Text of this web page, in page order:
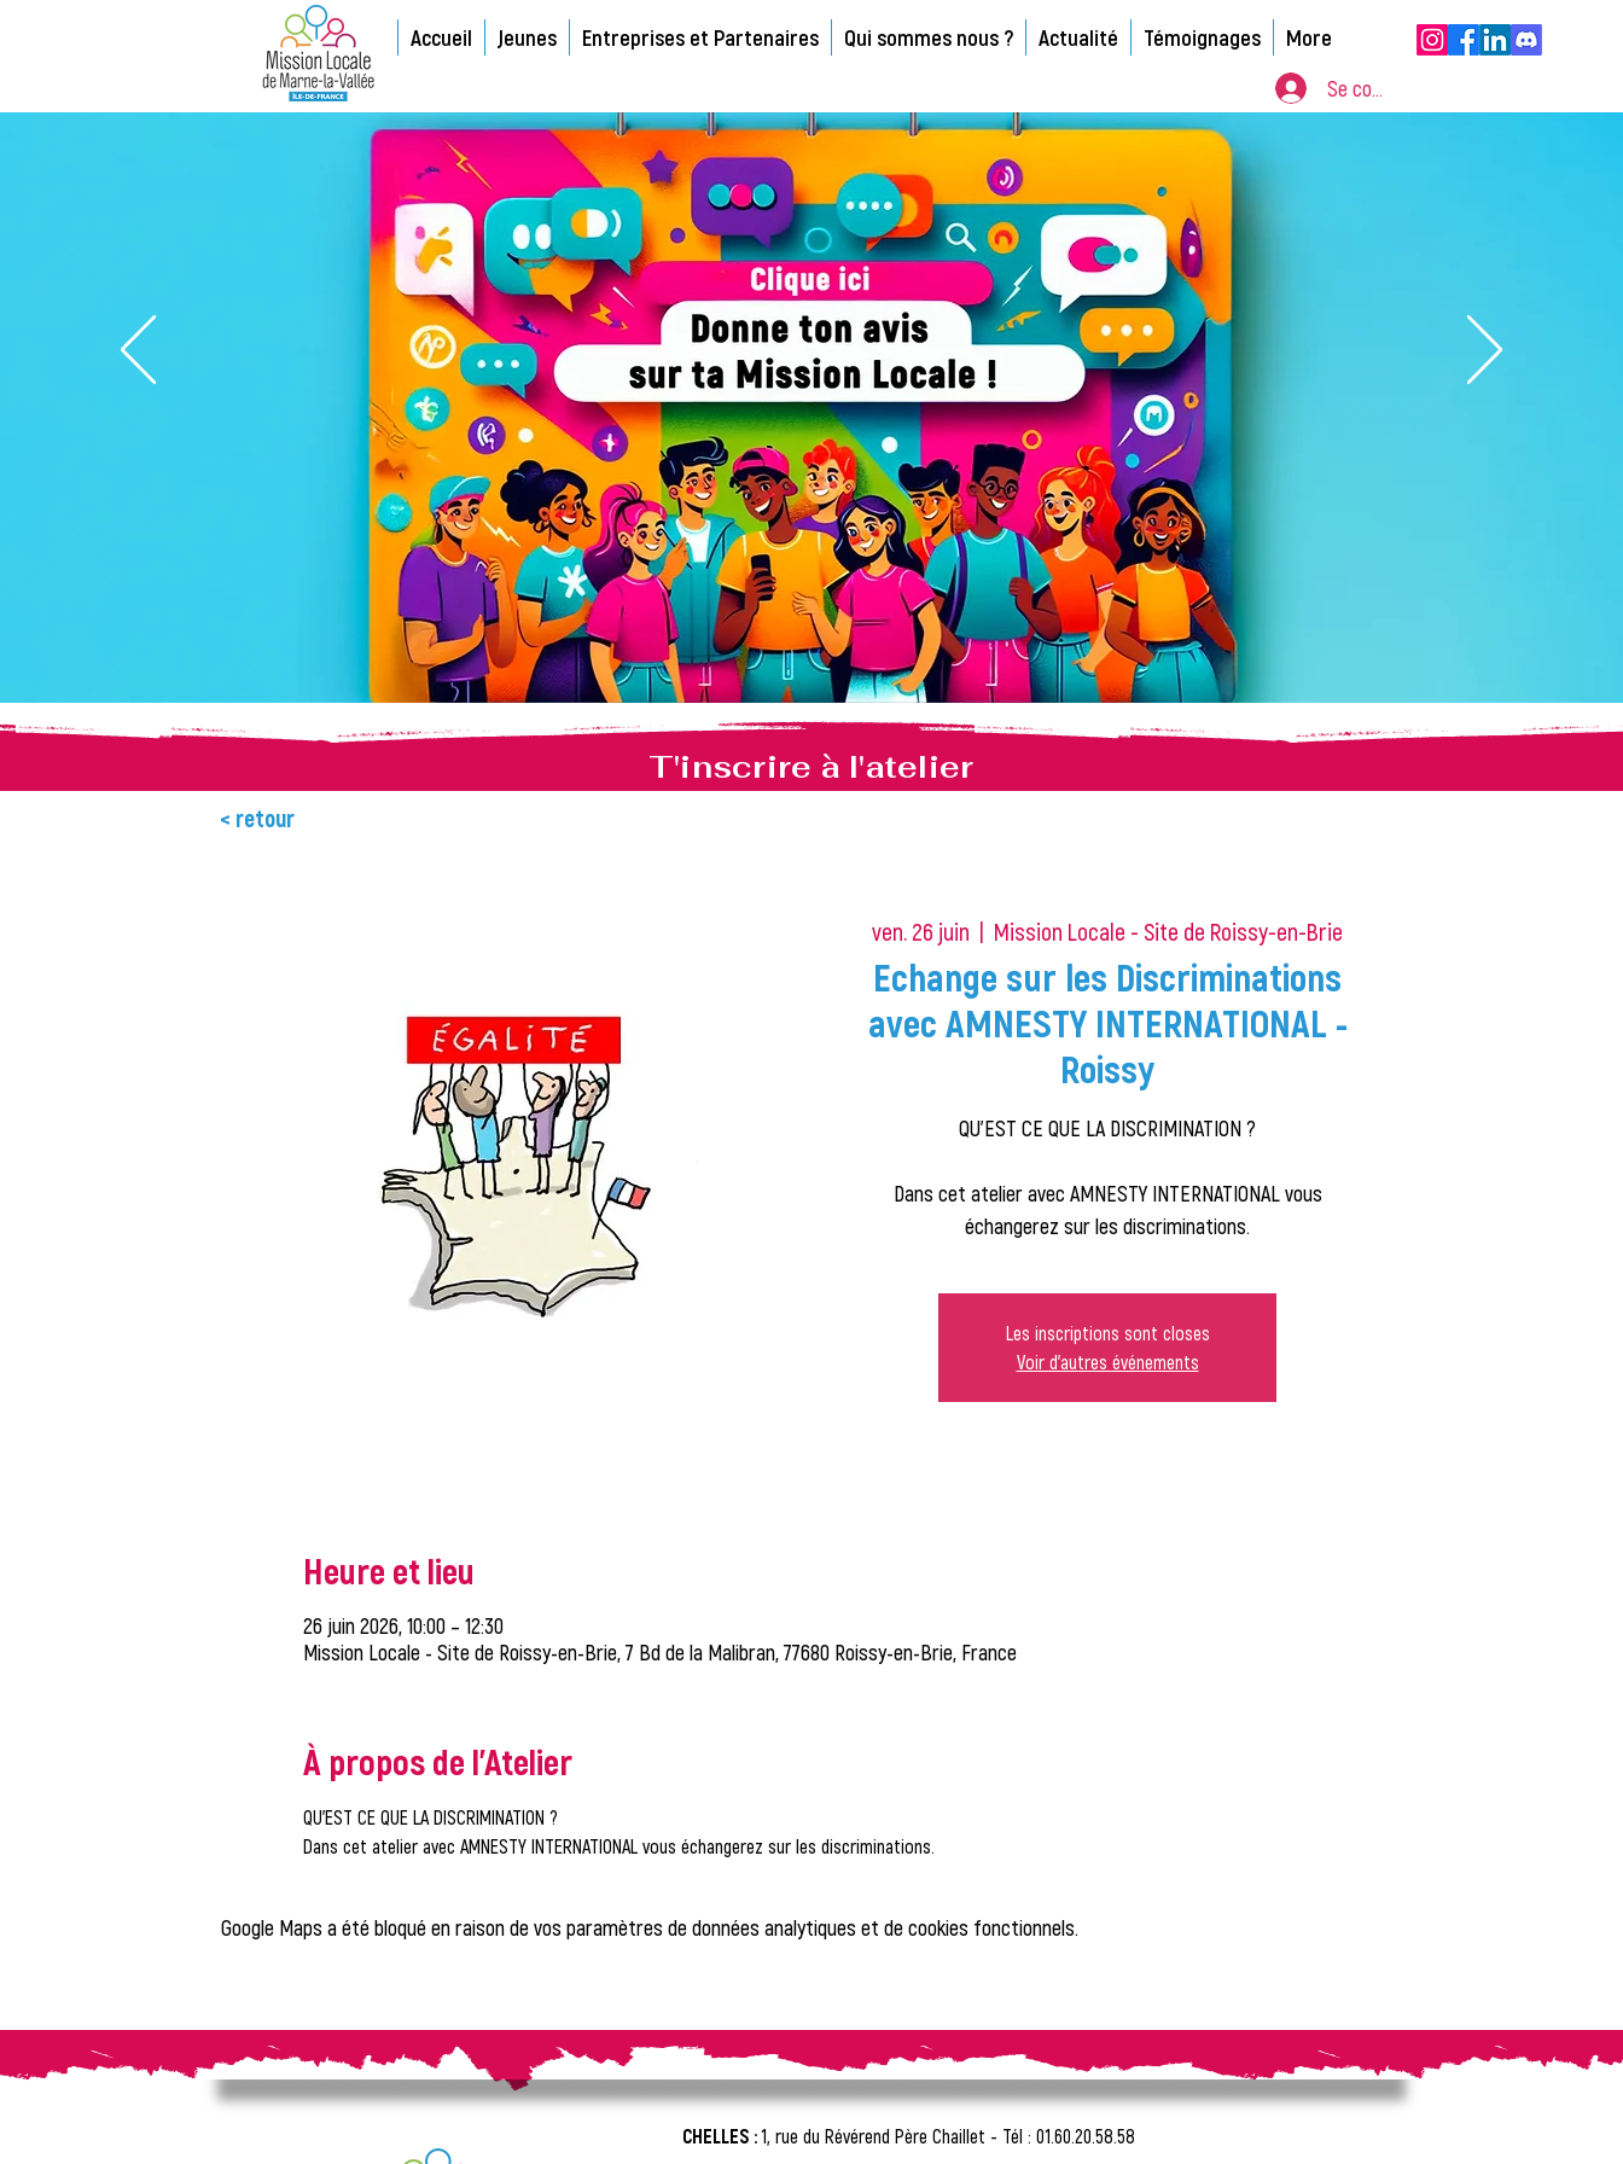
Accueil Jeunes Entreprises et Partenaires Qui sommes nous ? Actualité Témoignages More
Se connecter
T'inscrire à l'atelier
< retour
ven. 26 juin
  |
Mission Locale - Site de Roissy-en-Brie
Echange sur les Discriminations
avec AMNESTY INTERNATIONAL -
Roissy
QU'EST CE QUE LA DISCRIMINATION ?
Dans cet atelier avec AMNESTY INTERNATIONAL vous
échangerez sur les discriminations.
Les inscriptions sont closes
Voir d'autres événements
Heure et lieu
26 juin 2026, 10:00 – 12:30
Mission Locale - Site de Roissy-en-Brie, 7 Bd de la Malibran, 77680 Roissy-en-Brie, France
À propos de l'Atelier
QU'EST CE QUE LA DISCRIMINATION ?
Dans cet atelier avec AMNESTY INTERNATIONAL vous échangerez sur les discriminations.
Google Maps a été bloqué en raison de vos paramètres de données analytiques et de cookies fonctionnels.
CHELLES :1, rue du Révérend Père Chaillet - Tél : 01.60.20.58.58